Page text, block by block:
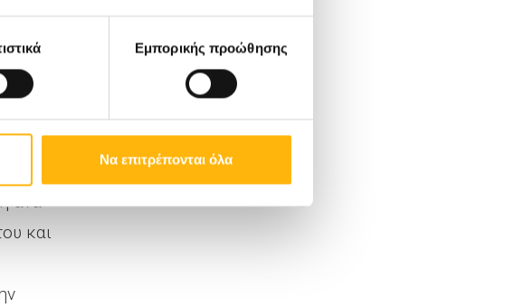
Εμπορικής προώθησης
Να επιτρέπονται όλα
είναι
ανά
και